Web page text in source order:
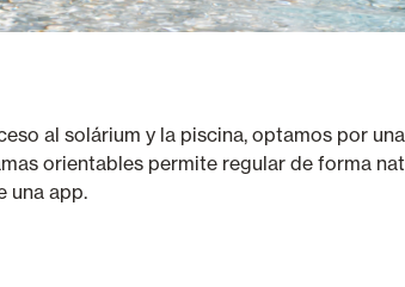
al solárium y la piscina, optamos por
orientables permite regular de forma
una app.